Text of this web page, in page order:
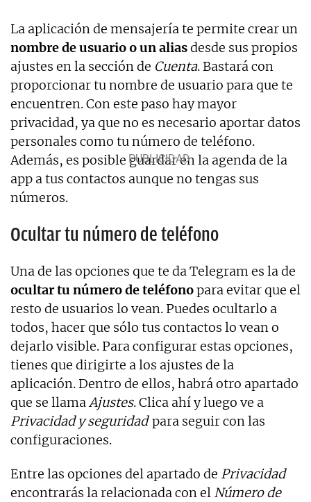
La aplicación de mensajería te permite crear un
nombre de usuario o un aliasdesde sus propios
ajustes en la sección de Cuenta. Bastará con
proporcionar tu nombre de usuario para que te
encuentren. Con este paso hay mayor
privacidad, ya que no es necesario aportar datos
personales como tu número de teléfono.
Además, es posible guardar en la agenda de la
app a tus contactos aunque no tengas sus
números.
Ocultar tu número de teléfono
Una de las opciones que te da Telegram es la de
ocultar tu número de teléfonopara evitar que el
resto de usuarios lo vean. Puedes ocultarlo a
todos, hacer que sólo tus contactos lo vean o
dejarlo visible. Para configurar estas opciones,
tienes que dirigirte a los ajustes de la
aplicación. Dentro de ellos, habrá otro apartado
que se llamaAjustes. Clica ahí y luego ve a
Privacidad y seguridadpara seguir con las
configuraciones.
Entre las opciones del apartado de Privacidad
encontrarás la relacionada con el Número de